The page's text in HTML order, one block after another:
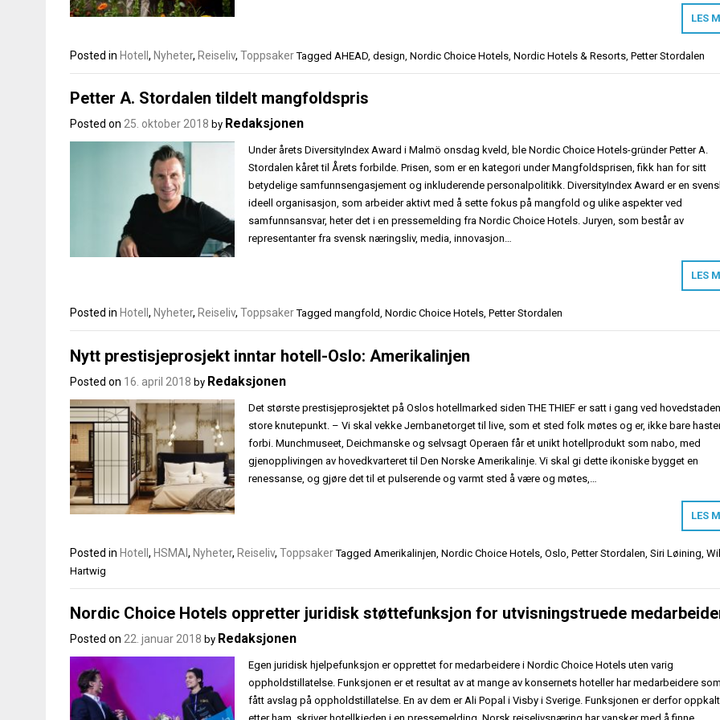
LES
Posted in Hotell , Nyheter, Reiseliv, Toppsaker Tagged AHEAD design Nordic Choice Hotels Nordic Hotels & Resorts Petter Stordalen
Petter A. Stordalen tildelt mangfoldspris
Posted on 25. oktober 2018 by Redaksjonen
Under årets DiversityIndex Award i Malmö onsdag kveld, ble Nordic Choice Hotels-gründer Petter A.
Stordalen kåret til Årets forbilde. Prisen, som er en kategori under Mangfoldsprisen, fikk han for sitt
betydelige samfunnsengasjement og inkluderende personalpolitikk. DiversityIndex Award er en
ideell organisasjon, som arbeider aktivt med å sette fokus på mangfold og ulike aspekter ved
samfunnsansvar, heter det i en pressemelding fra Nordic Choice Hotels. Juryen, som består av
representanter fra svensk næringsliv, media, innovasjon…
LES
Posted in Hotell , Nyheter, Reiseliv, Toppsaker Tagged mangfold, Nordic Choice Hotels, Petter Stordalen
Nytt prestisjeprosjekt inntar hotell-Oslo: Amerikalinjen
Posted on 16. april 2018 by Redaksjonen
Det største prestisjeprosjektet på Oslos hotellmarked siden THE THIEF er satt i gang ved
store knutepunkt. – Vi skal vekke Jernbanetorget til live, som et sted folk møtes og er, ikke bare
forbi. Munchmuseet, Deichmanske og selvsagt Operaen får et unikt hotellprodukt som nabo, med
gjenopplivingen av hovedkvarteret til Den Norske Amerikalinje. Vi skal gi dette ikoniske bygget en
renessanse, og gjøre det til et pulserende og varmt sted å være og møtes,…
LES
Posted in Hotell , HSMAI , Nyheter, Reiseliv, Toppsaker Tagged Amerikalinjen Nordic Choice Hotels Oslo Petter Stordalen Siri Løining
Hartwig
Nordic Choice Hotels oppretter juridisk støttefunksjon for utvisningstruede
Posted on 22. januar 2018 by Redaksjonen
Egen juridisk hjelpefunksjon er opprettet for medarbeidere i Nordic Choice Hotels uten varig
oppholdstillatelse. Funksjonen er et resultat av at mange av konsernets hoteller har medarbeidere
fått avslag på oppholdstillatelse. En av dem er Ali Popal i Visby i Sverige. Funksjonen er derfor oppkalt